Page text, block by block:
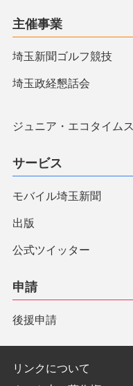
主催事業
埼玉新聞ゴルフ競技
埼玉政経懇話会
ジュニア・エコタイムス
サービス
モバイル埼玉新聞
出版
公式ツイッター
申請
後援申請
リンクについて